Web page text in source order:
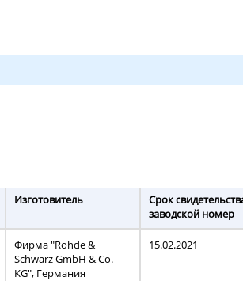
Изготовитель
Фирма "Rohde &
Schwarz GmbH & Co.
KG", Германия
Срок
заводской номер
15.02.2021